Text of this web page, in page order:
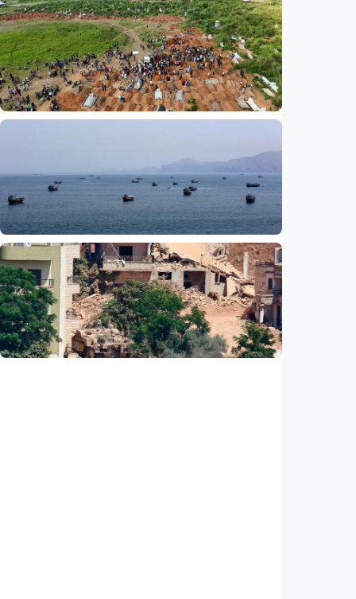
Internasional
Satu nyawa melayang, virus West Nile
kembali mengintai Israel
Indonesia•07 Aug 2026
UNICEF: Wabah Ebola tewaskan 330 anak di
RD Kongo, balita jadi korban terbanyak
07 Aug 2026
Internasional
Media Saudi: Iran dan Oman capai
kesepahaman awal untuk buka kembali Selat
Hormuz
Indonesia•07 Aug 2026